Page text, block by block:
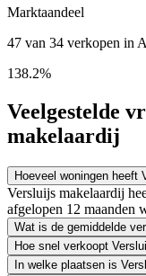
Marktaandeel
47 van 34 verkopen in
138.2%
Veelgestelde
makelaardij
Hoeveel woningen heeft
Versluijs makelaardij
afgelopen 12 maanden
Wat is de gemiddelde
Hoe snel verkoopt
In welke plaatsen is